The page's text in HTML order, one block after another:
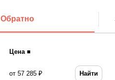
Обратно
Цена
от 57 285 ₽ Найти